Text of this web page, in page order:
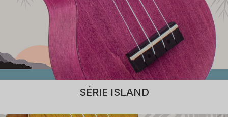
SÉRIE ISLAND